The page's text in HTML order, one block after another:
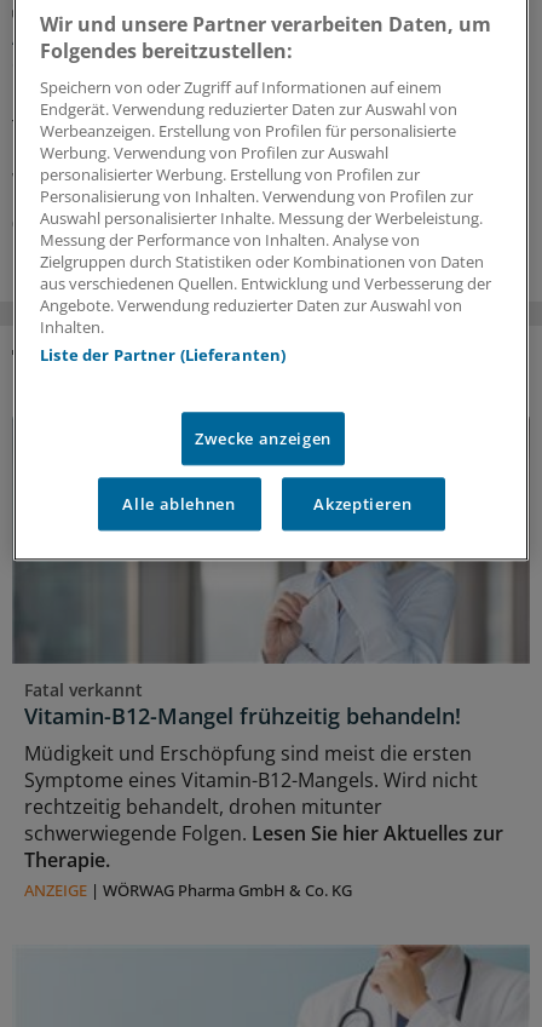
Auch seltene, milde Hypoglykämien gefährden
die Netzhaut
Eine gute Blutzuckerkontrolle senkt bei Menschen mit
Typ-2-Diabetes das Risiko für eine diabetische
Retinopathie. Dabei zählt mehr als der HbA
Wichtig ist auch, Unterzuckerungen zu vermeiden.
06.08.2026
Fatal verkannt
Vitamin-B12-Mangel frühzeitig behandeln!
Müdigkeit und Erschöpfung sind meist die ersten
Symptome eines Vitamin-B12-Mangels. Wird nicht
rechtzeitig behandelt, drohen mitunter
schwerwiegende Folgen. Lesen Sie hier Aktuelles zur
Therapie.
ANZEIGE | WÖRWAG Pharma GmbH & Co. KG
Wir und unsere Partner verarbeiten Daten, um
Folgendes bereitzustellen:
Speichern von oder Zugriff auf Informationen auf einem
Endgerät. Verwendung reduzierter Daten zur Auswahl von
Werbeanzeigen. Erstellung von Profilen für personalisierte
Werbung. Verwendung von Profilen zur Auswahl
personalisierter Werbung. Erstellung von Profilen zur
Personalisierung von Inhalten. Verwendung von Profilen zur
Auswahl personalisierter Inhalte. Messung der Werbeleistung.
Messung der Performance von Inhalten. Analyse von
Zielgruppen durch Statistiken oder Kombinationen von Daten
aus verschiedenen Quellen. Entwicklung und Verbesserung der
Angebote. Verwendung reduzierter Daten zur Auswahl von
Inhalten.
Liste der Partner (Lieferanten)
Zwecke anzeigen
Alle ablehnen Akzeptieren